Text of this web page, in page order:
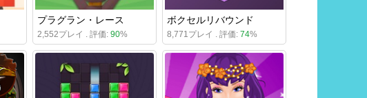
プラグラン・レース
2,552プレイ . 評価: 90%
ボクセルリバウンド
8,771プレイ . 評価: 74%